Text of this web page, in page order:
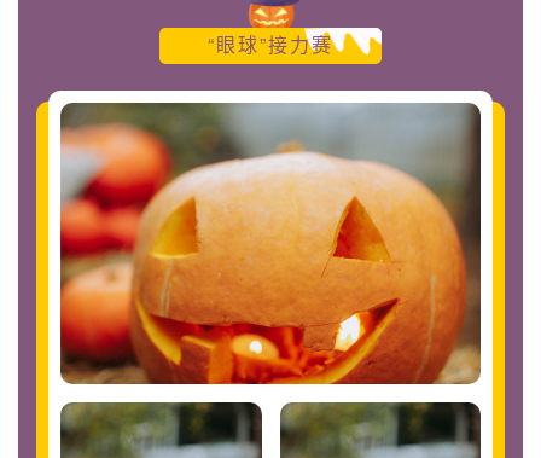
“眼球”接力赛